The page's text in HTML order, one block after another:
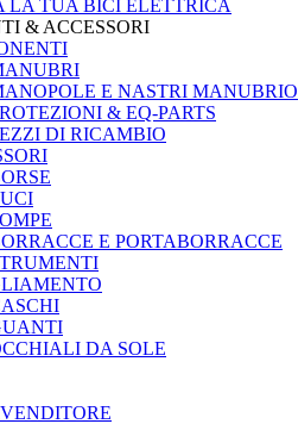
LA TUA BICI ELETTRICA
& ACCESSORI
E NASTRI MANUBRIO
& EQ-PARTS
DI RICAMBIO
E PORTABORRACCE
DA SOLE